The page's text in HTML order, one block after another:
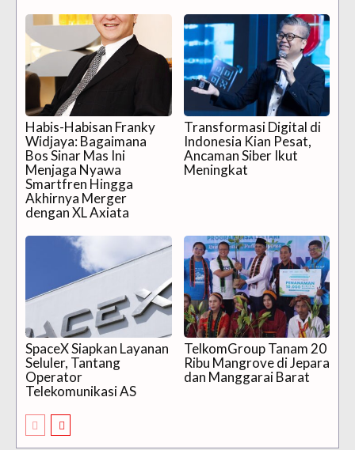
Habis-Habisan Franky
Widjaya: Bagaimana
Bos Sinar Mas Ini
Menjaga Nyawa
Smartfren Hingga
Akhirnya Merger
dengan XL Axiata
Transformasi Digital di
Indonesia Kian Pesat,
Ancaman Siber Ikut
Meningkat
SpaceX Siapkan Layanan
Seluler, Tantang
Operator
Telekomunikasi AS
TelkomGroup Tanam 20
Ribu Mangrove di Jepara
dan Manggarai Barat